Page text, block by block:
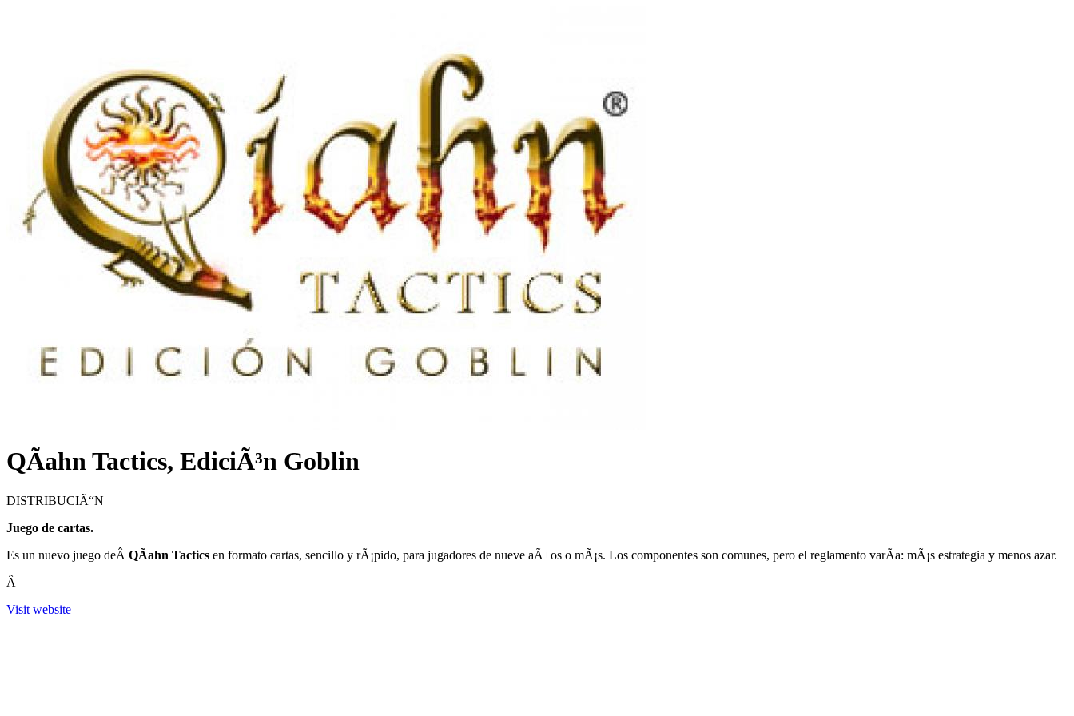
QÃ­ahn Tactics, EdiciÃ³n Goblin
DISTRIBUCIÃ“N
Juego de cartas.
Es un nuevo juego deÂ QÃ­ahn Tactics en formato cartas, sencillo y rÃ¡pido, para jugadores de nueve aÃ±os o mÃ¡s. Los componentes son comunes, pero el reglamento varÃ­a: mÃ¡s estrategia y menos azar.
Â
Visit website